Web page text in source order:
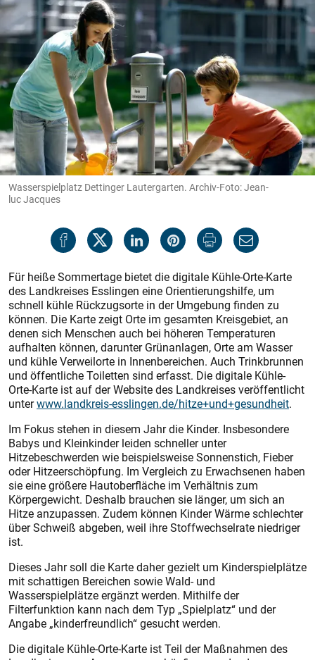
Wasserspielplatz Dettinger Lautergarten. Archiv-Foto: Jean-
luc Jacques
Für heiße Sommertage bietet die digitale Kühle-Orte-Karte
des Landkreises Esslingen eine Orientierungshilfe, um
schnell kühle Rückzugsorte in der Umgebung finden zu
können. Die Karte zeigt Orte im gesamten Kreisgebiet, an
denen sich Menschen auch bei höheren Temperaturen
aufhalten können, darunter Grünanlagen, Orte am Wasser
und kühle Verweilorte in Innenbereichen. Auch Trinkbrunnen
und öffentliche Toiletten sind erfasst. Die digitale Kühle-
Orte-Karte ist auf der Website des Landkreises veröffentlicht
unterwww.landkreis-esslingen.de/hitze+und+gesundheit.
Im Fokus stehen in diesem Jahr die Kinder. Insbesondere
Babys und Kleinkinder leiden schneller unter
Hitzebeschwerden wie beispielsweise Sonnenstich, Fieber
oder Hitzeerschöpfung. Im Vergleich zu Erwachsenen haben
sie eine größere Hautoberfläche im Verhältnis zum
Körpergewicht. Deshalb brauchen sie länger, um sich an
Hitze anzupassen. Zudem können Kinder Wärme schlechter
über Schweiß abgeben, weil ihre Stoffwechselrate niedriger
ist.
Dieses Jahr soll die Karte daher gezielt um Kinderspielplätze
mit schattigen Bereichen sowie Wald- und
Wasserspielplätze ergänzt werden. Mithilfe der
Filterfunktion kann nach dem Typ „Spielplatz“ und der
Angabe „kinderfreundlich“ gesucht werden.
Die digitale Kühle-Orte-Karte ist Teil der Maßnahmen des